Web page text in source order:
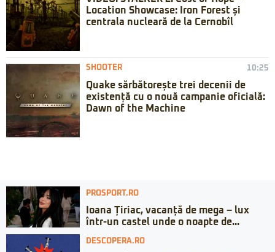
Location Showcase: Iron Forest și
centrala nucleară de la Cernobîl
SHOOTER 10:25
Quake sărbătorește trei decenii de
existență cu o nouă campanie oficială:
Dawn of the Machine
PROSPORT.RO
Ioana Țiriac, vacanță de mega – lux
într-un castel unde o noapte de...
DESCOPERA.RO